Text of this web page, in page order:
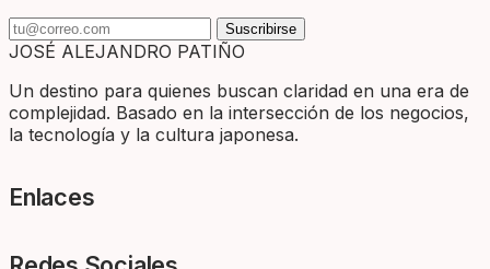
Suscribirse
JOSÉ ALEJANDRO PATIÑO
Un destino para quienes buscan claridad en una era de
complejidad. Basado en la intersección de los negocios,
la tecnología y la cultura japonesa.
Enlaces